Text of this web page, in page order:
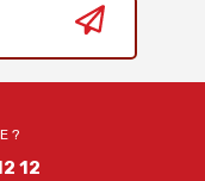
?
12